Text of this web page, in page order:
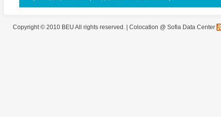
Copyright © 2010 BEU All rights reserved. | Colocation @ Sofia Data Center